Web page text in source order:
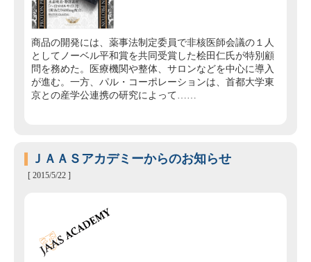
商品の開発には、薬事法制定委員で非核医師会議の１人
としてノーベル平和賞を共同受賞した桧田仁氏が特別顧
問を務めた。医療機関や整体、サロンなどを中心に導入
が進む。一方、パル・コーポレーションは、首都大学東
京との産学公連携の研究によって……
ＪＡＡＳアカデミーからのお知らせ
[ 2015/5/22 ]